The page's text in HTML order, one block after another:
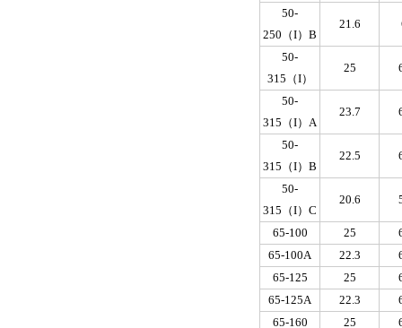
50-
250（I）B
21.6
50-
315（I）
25
50-
315（I）A
23.7
50-
315（I）B
22.5
50-
315（I）C
20.6
65-100 25
65-100A
22.3
65-125
25
65-125A
22.3
65-160
25